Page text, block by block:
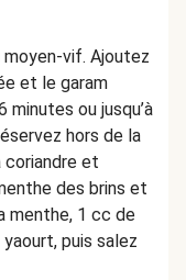
vif. Ajoutez
et le garam
ou jusqu’à
hors de la
et
des brins et
menthe, 1 cc de
puis salez